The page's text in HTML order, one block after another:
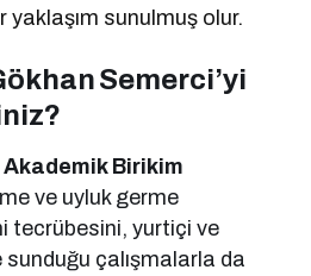
sunulmuş olur.
ökhanSemerci’yi
Akademik Birikim
ve uyluk germe
tecrübesini, yurtiçi ve
sunduğu çalışmalarla da